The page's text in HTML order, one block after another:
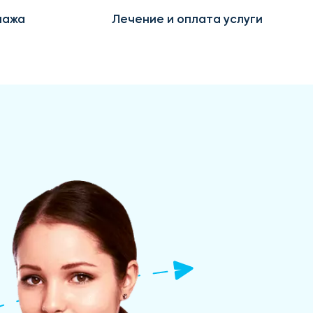
Лечение и оплата услуги